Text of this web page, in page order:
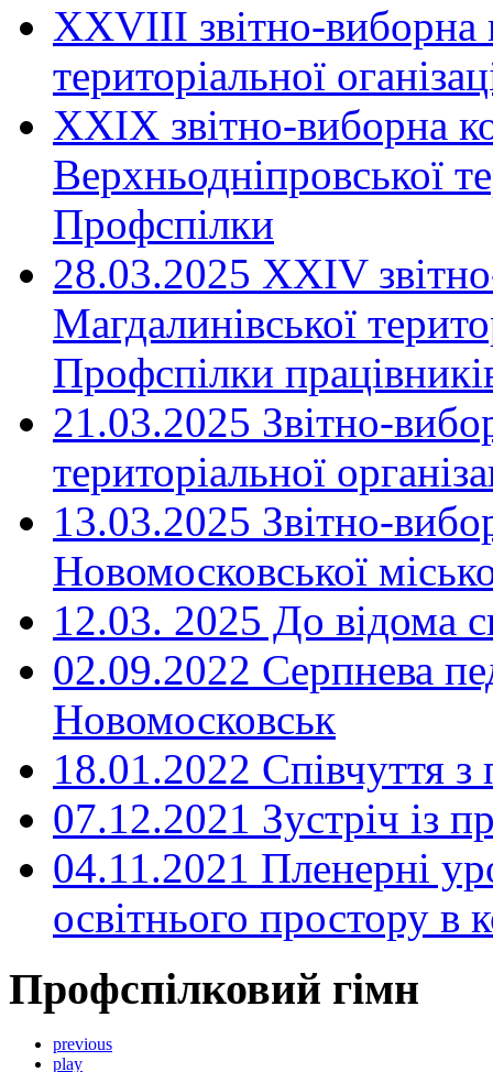
ХХVIII звітно-виборна
територіальної
XXIX звітно-виборна
Верхньодніпровської
Профспілки
28.03.2025 ХХІV
Магдалинівської
Профспілки
21.03.2025 Звітно-
територіальної
13.03.2025 Звітно-
Новомосковської
12.03. 2025 До відома
02.09.2022 Серпнева
Новомосковськ
18.01.2022 Співчуття з
07.12.2021 Зустріч із
04.11.2021 Пленерні
освітнього простору
Профспілковий гімн
previous
play